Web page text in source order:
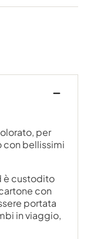
per
con bellissimi
è custodito
con
portata
in viaggio,